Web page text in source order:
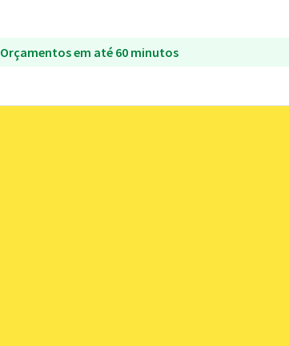
Orçamentos em até 60 minutos